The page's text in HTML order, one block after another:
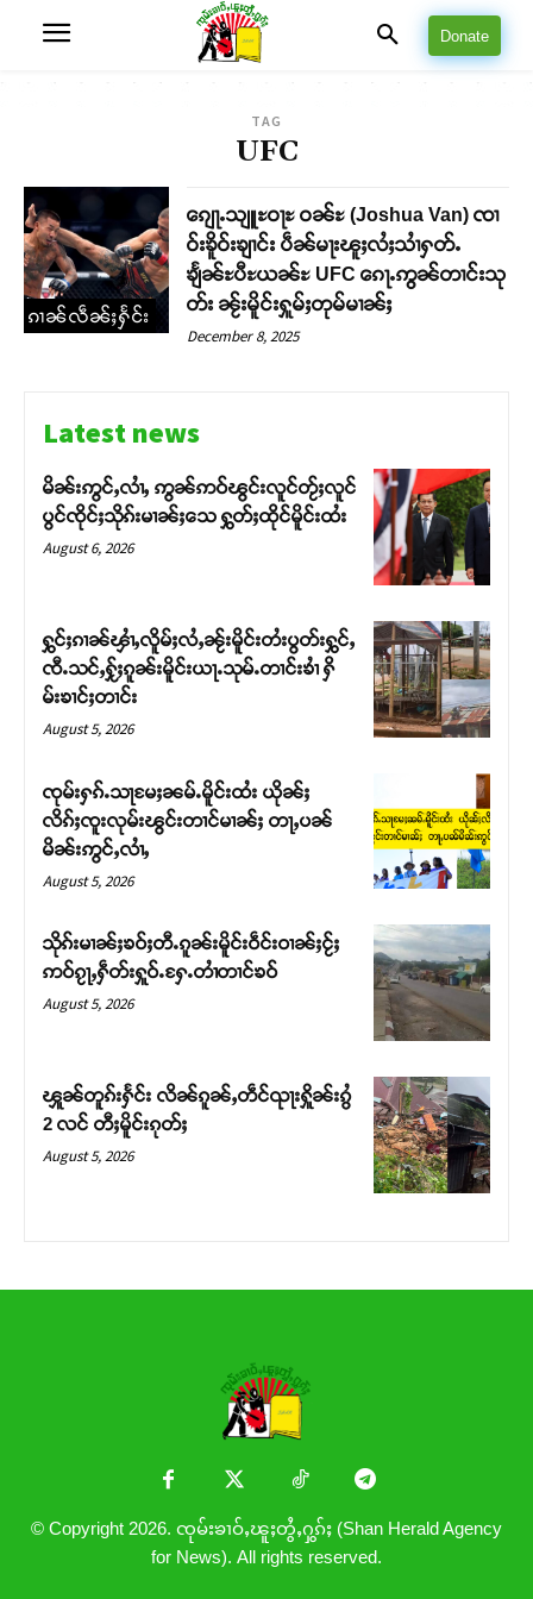
တ်ႇ တူဝ်ႈလုမ်ႈၾႃႉၼၼ်ႉ ၶဝ်ႈႁူမ်ႈၵမ်ႉထႅမ် ၸုမ်းၶၢ
ဝ်ႇၽူႈတွႆႇႁွၵ်ႈ လႆႈယူႇၶႃႈဢေႃႈ။
Donate
TAG
UFC
ၵၢၼ်လဵၼ်ႈႁႅင်း
ၵျေႃႉသျူႊဝႃႊ ဝၼ်ႊ (Joshua Van) ၸၢ
ဝ်းၶိူဝ်းၶျၢင်း ပဵၼ်မႃးၽူႈလႆႈသၢႆႁတ်ႉ
ၶျႅၼ်ႊပီႊယၼ်ႊ UFC ၵေႃႉဢွၼ်တၢင်းသု
တ်း ၼႂ်းမိူင်းႁူမ်ႈတုမ်မၢၼ်ႈ
December 8, 2025
Latest news
မိၼ်းဢွင်ႇလၢႆႇ ဢွၼ်ဢဝ်ၽွင်းလူင်တႂ်ႈလူင်
ပွင်ၸိုင်ႈသိုၵ်းမၢၼ်ႈသေ ႁွတ်ႈထိုင်မိူင်းထႆး
August 6, 2026
ႁွင်ႈၵၢၼ်ၾၢႆႇလိူမ်ႈလႆႇၼႂ်းမိူင်းတႆးပွတ်းႁွင်ႇ
ၸီႉသင်ႇႁႂ်ႈၵူၼ်းမိူင်းယႃႉသုမ်ႉတၢင်းၶၢႆ ႁိ
မ်းၶၢင်ႈတၢင်း
August 5, 2026
ၸုမ်းႁၵ်ႉသႃမႄႈၼမ်ႉမိူင်းထႆး ယိုၼ်ႈ
လိၵ်ႈၸူးလုမ်းၽွင်းတၢင်မၢၼ်ႈ တႃႇပၼ်
မိၼ်းဢွင်ႇလၢႆႇ
August 5, 2026
သိုၵ်းမၢၼ်ႈၶဝ်ႈတီႉၵူၼ်းမိူင်းဝဵင်းဝၢၼ်ႈငႂ်ႈ
ဢဝ်ၵႂႃႇႁဵတ်းႁူဝ်ႉႁႄႉတၢႆတၢင်ၶဝ်
August 5, 2026
ၾူၼ်တူၵ်းႁႅင်း လိၼ်ၵူၼ်ႇတဵင်ၺႃးႁိူၼ်းၵွႆ
2 လင် တီႈမိူင်းၵုတ်ႈ
August 5, 2026
© Copyright 2026. ၸုမ်းၶၢဝ်ႇၽူႈတွႆႇႁွၵ်ႈ (Shan Herald Agency
for News). All rights reserved.